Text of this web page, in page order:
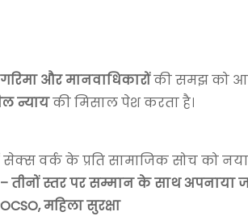
गरिमा और मानवाधिकारोंकी समझ को
न्यायकी मिसाल पेश करता है।
वर्क के प्रति सामाजिक सोच को
तीनों स्तर पर सम्मान के साथ अपनाया
महिला सुरक्षा